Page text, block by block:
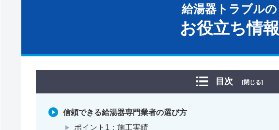
給湯器トラブルの
お役立ち情報
目次 [閉じる]
信頼できる給湯器専門業者の選び方
ポイント1：施工実績